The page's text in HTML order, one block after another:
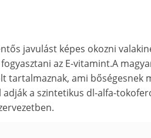
javulást képes okozni
az E-vitamint.A
tartalmaznak, ami bőségesnek
a szintetikus dl-alfa-